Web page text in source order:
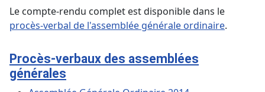
Le compte-rendu complet est disponible dans le
procès-verbal de l'assemblée générale ordinaire.
Procès-verbaux des assemblées
générales